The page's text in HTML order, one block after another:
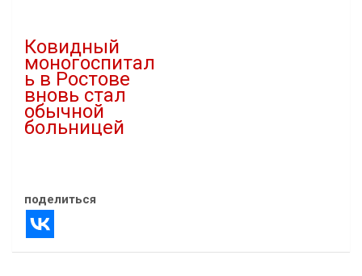
Ковидный
моногоспитал
ь в Ростове
вновь стал
обычной
больницей
поделиться